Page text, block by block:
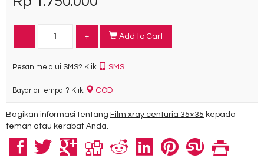
- + Add to Cart
Pesan melalui SMS? Klik SMS
Bayar di tempat? Klik COD
Bagikan informasi tentang Film xray centuria 35×35 kepada
teman atau kerabat Anda.